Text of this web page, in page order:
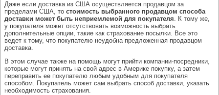
Даже если доставка из США осуществляется продавцом за
пределами США, то стоимость выбранного продавцом способа
доставки может быть неприемлемой для покупателя. К тому же,
у покупателя может отсутствовать возможность выбрать
дополнительные опции, такие как страхование посылки. Все это
ведет к тому, что покупателю неудобна предложенная продавцом
доставка.
В этом случае также на помощь могут прийти компании-посредники,
которые могут принять на свой адрес в Америке покупку, а затем
переправить ее покупателю любым удобным для покупателя
способом. Покупатель может сам выбрать способ доставки, указать
необходимость страхования.